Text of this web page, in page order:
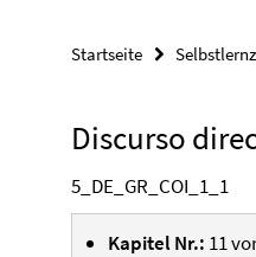
Startseite
Discurso
5_DE_GR_COI_1_1
Kapitel Nr.: 11